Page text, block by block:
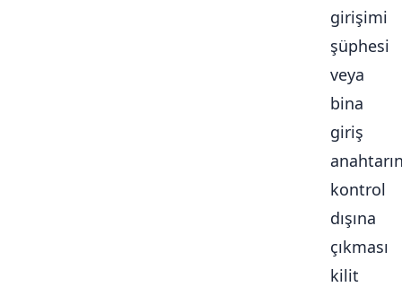
girişimi
şüphesi
veya
bina
giriş
kontrol
dışına
çıkması
kilit